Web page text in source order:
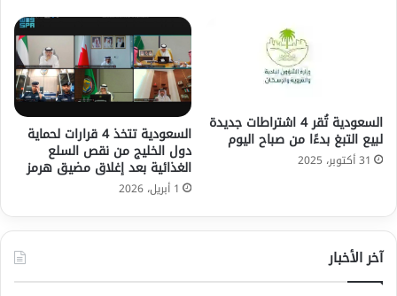
السعودية تُقر 4 اشتراطات جديدة
لبيع التبغ بدءًا من صباح اليوم
31 أكتوبر، 2025
السعودية تتخذ 4 قرارات لحماية
دول الخليج من نقص السلع
الغذائية بعد إغلاق مضيق هرمز
1 أبريل، 2026
آخر الأخبار